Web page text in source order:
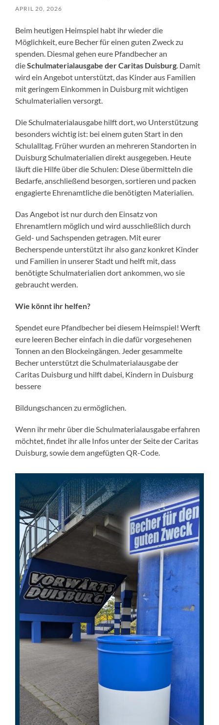
APRIL 20, 2026
Beim heutigen Heimspiel habt ihr wieder die
Möglichkeit, eure Becher für einen guten Zweck zu
spenden. Diesmal gehen eure Pfandbecher an
dieSchulmaterialausgabe der Caritas Duisburg. Damit
wird ein Angebot unterstützt, das Kinder aus Familien
mit geringem Einkommen in Duisburg mit wichtigen
Schulmaterialien versorgt.
Die Schulmaterialausgabe hilft dort, wo Unterstützung
besonders wichtig ist: bei einem guten Start in den
Schulalltag. Früher wurden an mehreren Standorten in
Duisburg Schulmaterialien direkt ausgegeben. Heute
läuft die Hilfe über die Schulen: Diese übermitteln die
Bedarfe, anschließend besorgen, sortieren und packen
engagierte Ehrenamtliche die benötigten Materialien.
Das Angebot ist nur durch den Einsatz von
Ehrenamtlern möglich und wird ausschließlich durch
Geld- und Sachspenden getragen. Mit eurer
Becherspende unterstützt ihr also ganz konkret Kinder
und Familien in unserer Stadt und helft mit, dass
benötigte Schulmaterialien dort ankommen, wo sie
gebraucht werden.
Wie könnt ihr helfen?
Spendet eure Pfandbecher bei diesem Heimspiel! Werft
eure leeren Becher einfach in die dafür vorgesehenen
Tonnen an den Blockeingängen. Jeder gesammelte
Becher unterstützt die Schulmaterialausgabe der
Caritas Duisburg und hilft dabei, Kindern in Duisburg
bessere
Bildungschancen zu ermöglichen.
Wenn ihr mehr über die Schulmaterialausgabe erfahren
möchtet, findet ihr alle Infos unter der Seite der Caritas
Duisburg, sowie dem angefügten QR-Code.